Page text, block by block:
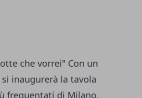
che vorrei" Con un
inaugurerà la tavola
frequentati di Milano,